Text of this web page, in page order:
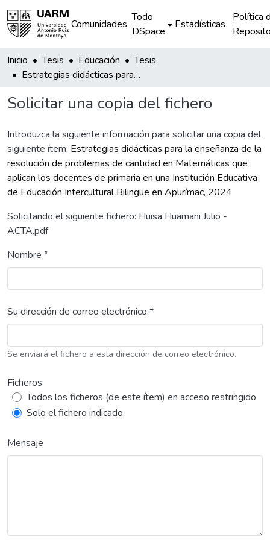
Comunidades
Todo
DSpace
Estadísticas
Política
Inicio Tesis Educación
Tesis
Estrategias didácticas para la enseñanza de la resolución de problemas de cantidad en Matemáticas que aplican los docentes de primaria en una Institución Educativa de Educación Intercultural Bilingüe en Apurímac, 2024
Solicitar una copia del fichero
Introduzca la siguiente información para solicitar una copia del
siguiente ítem: Estrategias didácticas para la enseñanza de la
resolución de problemas de cantidad en Matemáticas que
aplican los docentes de primaria en una Institución Educativa
de Educación Intercultural Bilingüe en Apurímac, 2024
Solicitando el siguiente fichero: Huisa Huamani Julio -
ACTA.pdf
Nombre *
Su dirección de correo electrónico *
Se enviará el fichero a esta dirección de correo electrónico.
Ficheros
Todos los ficheros (de este ítem) en acceso restringido
Solo el fichero indicado
Mensaje